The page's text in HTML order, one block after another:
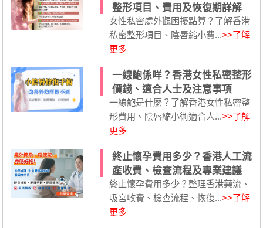
整形項目、費用及恢復期詳解
女性私密處外觀困擾點算？了解香港
私密整形項目、陰唇縮小費...>>了解
更多
一線鮑係咩？香港女性私密整形
價錢、適合人士及注意事項
一線鮑是什麼？了解香港女性私密整
形費用、陰唇縮小術適合人...>>了解
更多
終止懷孕費用多少？香港人工流
產收費、檢查流程及專業建議
終止懷孕費用多少？整理香港藥流、
吸宮收費、檢查流程、恢復...>>了解
更多